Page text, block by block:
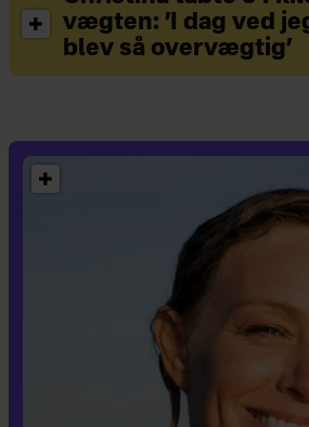
vægten: ’I dag ved
blev så overvægtig’